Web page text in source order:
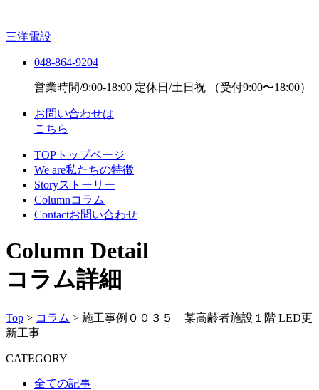
三洋電設
048-864-9204
営業時間/9:00-18:00 定休日/土日祝 （受付9:00〜18:00）
お問い合わせは
こちら
TOP トップページ
We are私たちの特徴
Storyストーリー
Columnコラム
Contactお問い合わせ
Column Detail
コラム詳細
Top > コラム > 施工事例００３５ 某高齢者施設１階 LED更
新工事
CATEGORY
全ての記事